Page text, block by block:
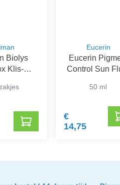
Biolys
Klis-
Eucerin
Eucerin
Control Sun
50 ml
€
14,75